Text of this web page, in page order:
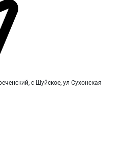
с Шуйское, ул Сухонская